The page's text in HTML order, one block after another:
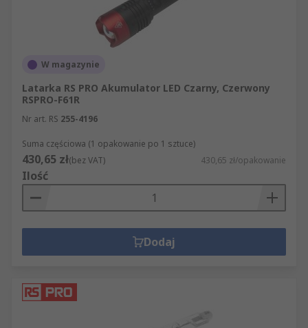
W magazynie
Latarka RS PRO Akumulator LED Czarny, Czerwony
RSPRO-F61R
Nr art. RS 255-4196
Suma częściowa (1 opakowanie po 1 sztuce)
430,65 zł(bez VAT) 430,65 zł/opakowanie
Ilość
Dodaj